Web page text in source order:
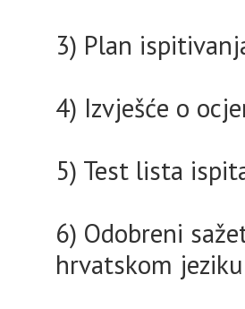
3) Plan
4) Izvješće o
5) Test lista
6) Odobreni
hrvatskom